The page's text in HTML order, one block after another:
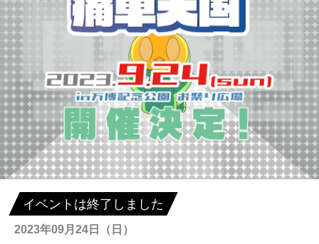
イベントは終了しました
2023年09月24日（日）